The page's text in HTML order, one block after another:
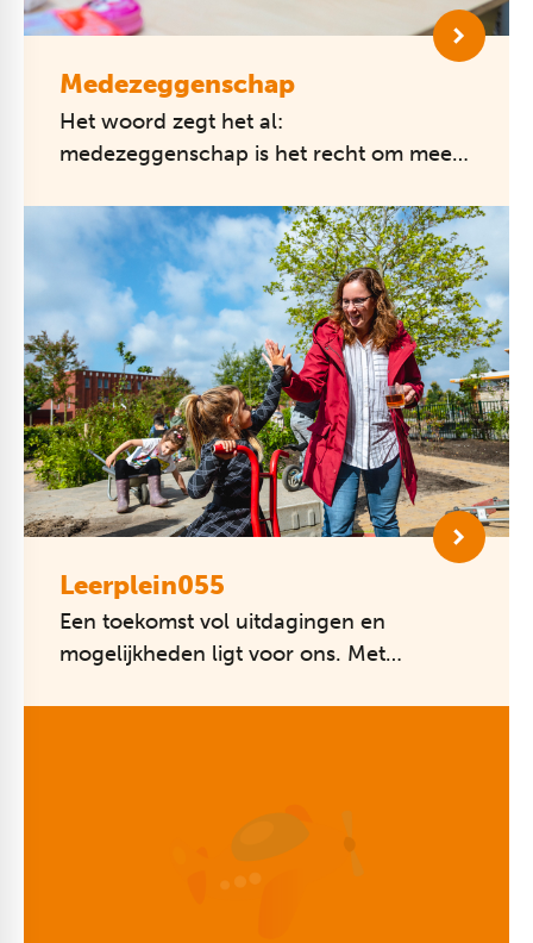
Medezeggenschap
Het woord zegt het al:
medezeggenschap is het recht om mee
betrokken bent.
Leerplein055
Een toekomst vol uitdagingen en
mogelijkheden ligt voor ons. Met